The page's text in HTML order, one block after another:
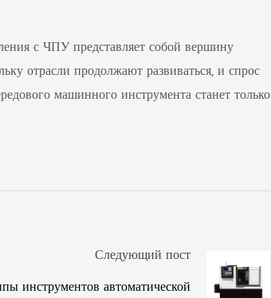
с ЧПУ представляет собой вершину
отрасли продолжают развиваться, и спрос
машинного инструмента станет только
Следующий пост
инструментов автоматической